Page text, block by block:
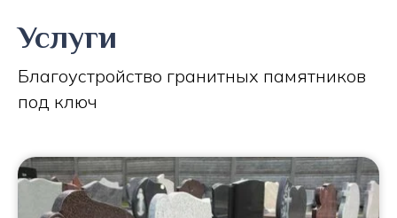
Услуги
Благоустройство гранитных памятников
под ключ